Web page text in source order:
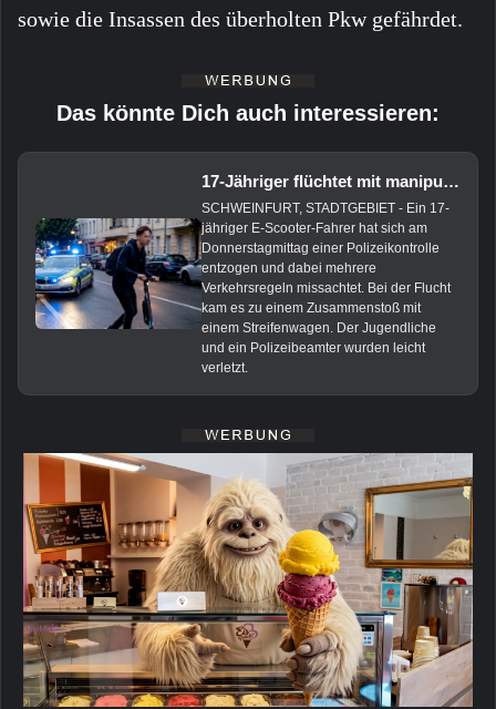
sowie die Insassen des überholten Pkw gefährdet.
Das könnte Dich auch interessieren:
17-Jähriger flüchtet mit manipuliertem E-Scooter vor Polizei
SCHWEINFURT, STADTGEBIET - Ein 17-
jähriger E-Scooter-Fahrer hat sich am
Donnerstagmittag einer Polizeikontrolle
entzogen und dabei mehrere
Verkehrsregeln missachtet. Bei der Flucht
kam es zu einem Zusammenstoß mit
einem Streifenwagen. Der Jugendliche
und ein Polizeibeamter wurden leicht
verletzt.